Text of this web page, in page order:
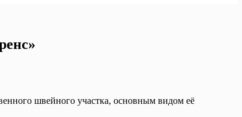
швейного участка, основным видом её